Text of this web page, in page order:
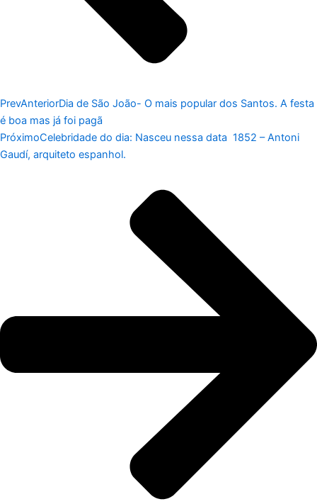
PrevAnteriorDia de São João- O mais popular dos Santos. A festa
é boa mas já foi pagã
PróximoCelebridade do dia: Nasceu nessa data 1852 – Antoni
Gaudí, arquiteto espanhol.